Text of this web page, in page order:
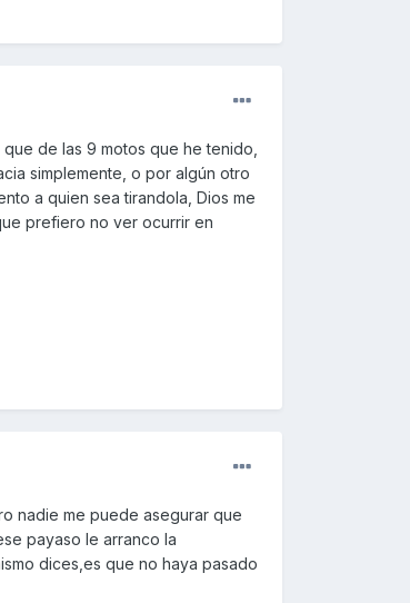
de las 9 motos que he tenido,
simplemente, o por algún otro
a quien sea tirandola, Dios me
prefiero no ver ocurrir en
nadie me puede asegurar que
payaso le arranco la
dices,es que no haya pasado